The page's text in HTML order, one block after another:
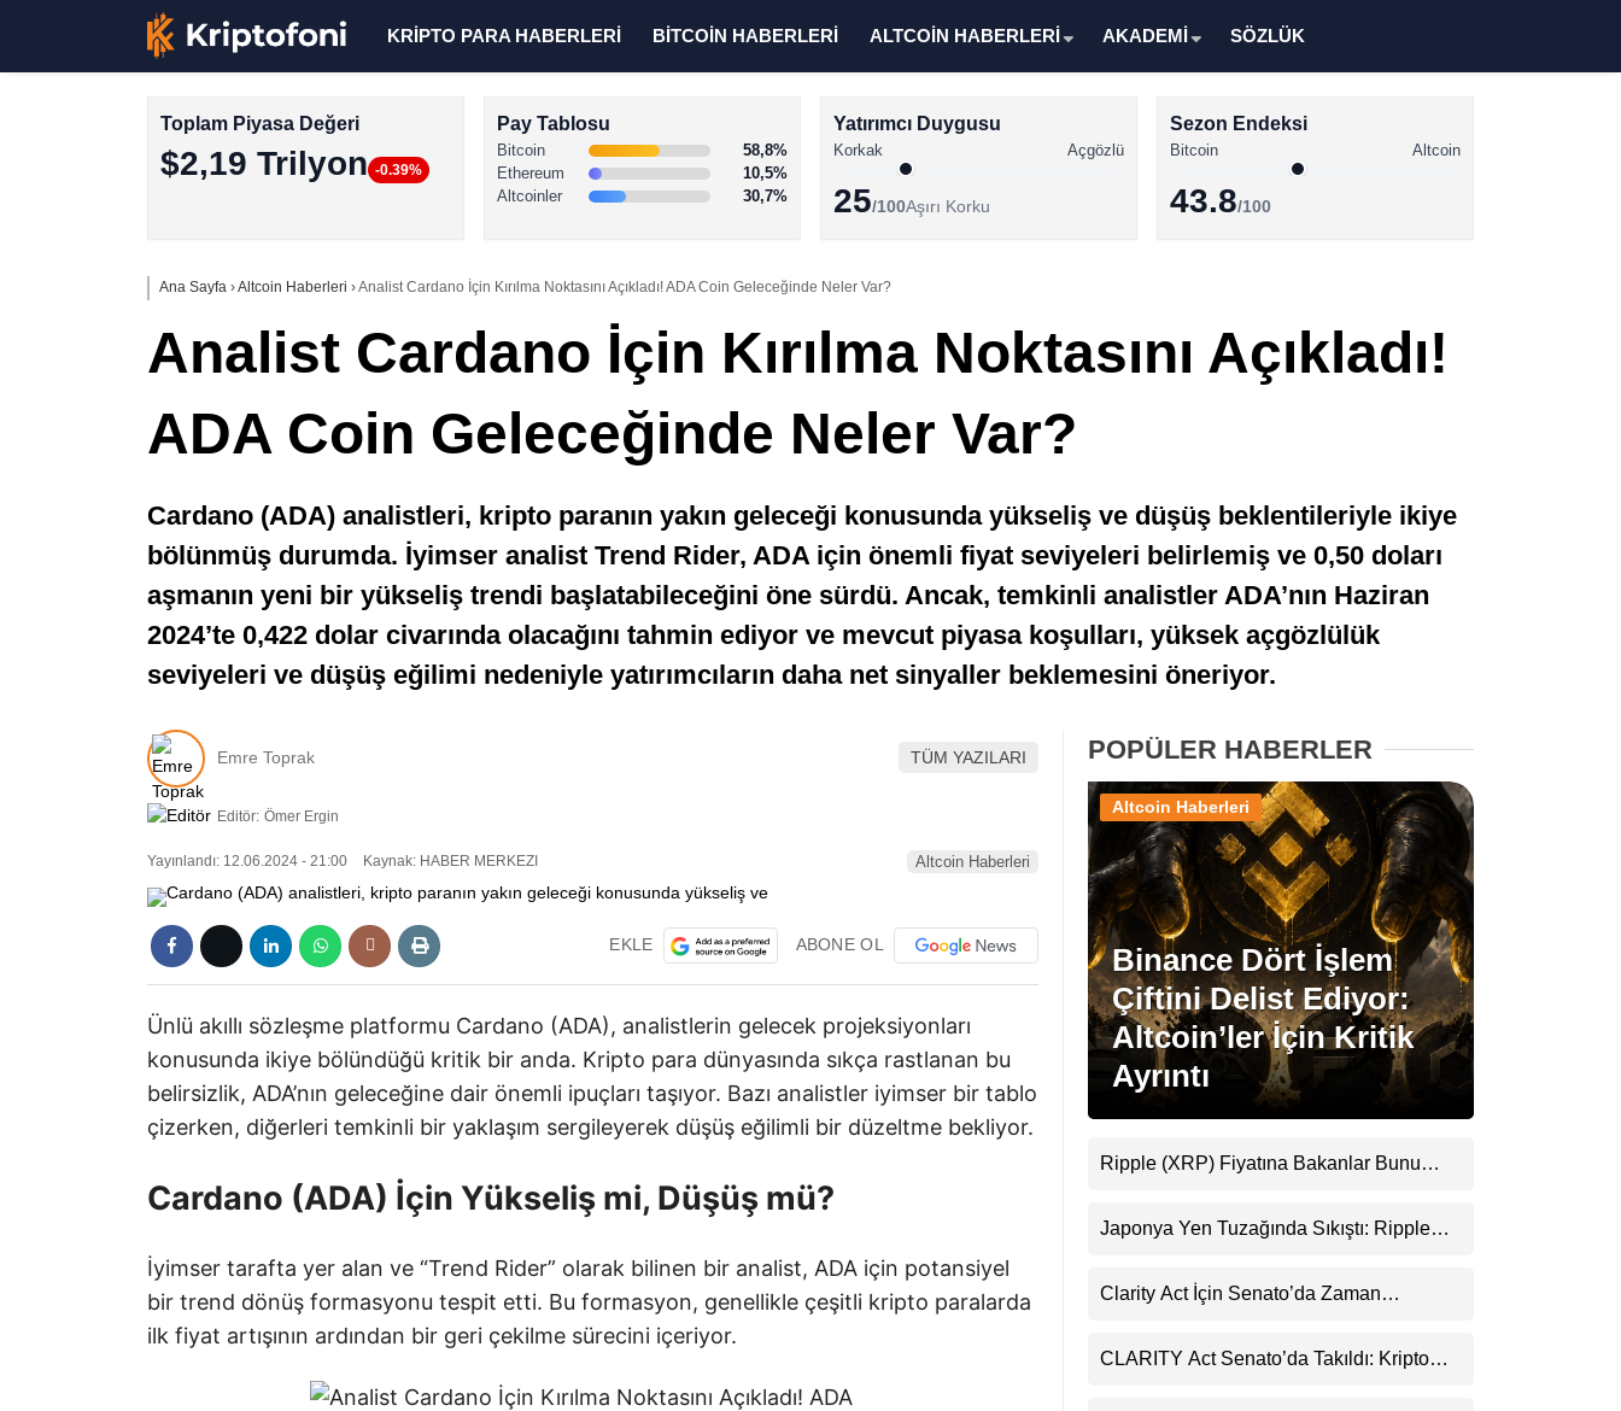
Altcoin Haberleri
Memecoin Haberleri
Stablecoin Haberleri
Instagram
Youtube
TikTok
Pinterest
KRİPTO PARA HABERLERİ BİTCOİN HABERLERİ ALTCOİN HABERLERİ AKADEMİ SÖZLÜK
Toplam Piyasa Değeri
$2,19 Trilyon -0.39%
Pay Tablosu
Bitcoin
58,8%
Ethereum
10,5%
Altcoinler
30,7%
Yatırımcı Duygusu
Korkak Açgözlü
25/100Aşırı Korku
Sezon Endeksi
Bitcoin Altcoin
43.8/100
Ana Sayfa ›Altcoin Haberleri ›Analist Cardano İçin Kırılma Noktasını Açıkladı! ADA Coin Geleceğinde Neler Var?
Analist Cardano İçin Kırılma Noktasını Açıkladı!
ADA Coin Geleceğinde Neler Var?
Cardano (ADA) analistleri, kripto paranın yakın geleceği konusunda yükseliş ve düşüş beklentileriyle ikiye
bölünmüş durumda. İyimser analist Trend Rider, ADA için önemli fiyat seviyeleri belirlemiş ve 0,50 doları
aşmanın yeni bir yükseliş trendi başlatabileceğini öne sürdü. Ancak, temkinli analistler ADA’nın Haziran
2024’te 0,422 dolar civarında olacağını tahmin ediyor ve mevcut piyasa koşulları, yüksek açgözlülük
seviyeleri ve düşüş eğilimi nedeniyle yatırımcıların daha net sinyaller beklemesini öneriyor.
Emre Toprak TÜM YAZILARI
Editör: Ömer Ergin
Yayınlandı: 12.06.2024 - 21:00 Kaynak: HABER MERKEZI Altcoin Haberleri
EKLE ABONE OL
Ünlü akıllı sözleşme platformu Cardano (ADA), analistlerin gelecek projeksiyonları
konusunda ikiye bölündüğü kritik bir anda. Kripto para dünyasında sıkça rastlanan bu
belirsizlik, ADA’nın geleceğine dair önemli ipuçları taşıyor. Bazı analistler iyimser bir tablo
çizerken, diğerleri temkinli bir yaklaşım sergileyerek düşüş eğilimli bir düzeltme bekliyor.
Cardano (ADA) İçin Yükseliş mi, Düşüş mü?
İyimser tarafta yer alan ve “Trend Rider” olarak bilinen bir analist, ADA için potansiyel
bir trend dönüş formasyonu tespit etti. Bu formasyon, genellikle çeşitli kripto paralarda
ilk fiyat artışının ardından bir geri çekilme sürecini içeriyor.
POPÜLER HABERLER
Binance Dört İşlem
Çiftini Delist Ediyor:
Altcoin’ler İçin Kritik
Ayrıntı
Altcoin Haberleri
Ripple (XRP) Fiyatına Bakanlar Bunu
Uyarı
Japonya Yen Tuzağında Sıkıştı: Ripple
Clarity Act İçin Senato’da Zaman
CLARITY Act Senato’da Takıldı: Kripto